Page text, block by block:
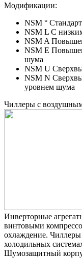
Модификации:
NSM °
NSM L С
NSM A
NSM E
шума
NSM U
NSM N
уровнем шума
Чиллеры с
Инверторные
винтовыми
охлаждение.
холодильных
Шумозащитный